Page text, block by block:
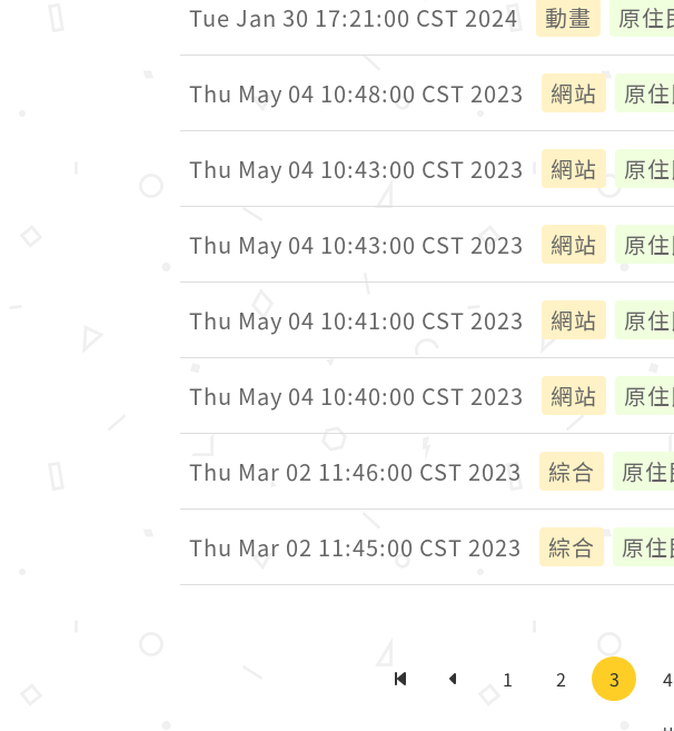
Tue Jan 30 17:21:00 CST 2024 動畫 原住
Thu May 04 10:48:00 CST 2023 網站 原
Thu May 04 10:43:00 CST 2023 網站 原
Thu May 04 10:43:00 CST 2023 網站 原
Thu May 04 10:41:00 CST 2023 網站 原
Thu May 04 10:40:00 CST 2023 網站 原
Thu Mar 02 11:46:00 CST 2023 綜合 原
Thu Mar 02 11:45:00 CST 2023 綜合 原
第一頁 上一頁
1 2 3 4